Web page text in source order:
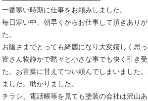
一番寒い時期に仕事をお頼みしました。
毎日寒い中、朝早くからお仕事して頂きあり
た。
お陰さまでとっても綺麗になり大変嬉しく思っ
皆さん物静かで黙々と小さな事でも快く引き
た。お言葉に甘えてつい頼んでしまいました
ました。助かりました。
チラシ、電話帳等を見ても塗装の会社は沢山あ